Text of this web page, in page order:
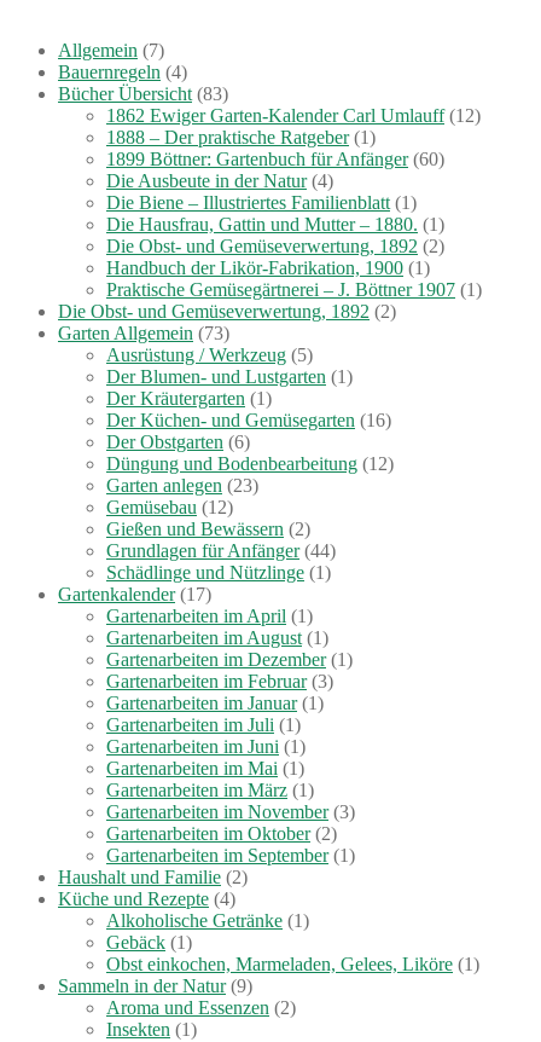
Allgemein (7)
Bauernregeln (4)
Bücher Übersicht (83)
1862 Ewiger Garten-Kalender Carl Umlauff(12)
1888 – Der praktische Ratgeber(1)
1899 Böttner: Gartenbuch für Anfänger(60)
Die Ausbeute in der Natur(4)
Die Biene – Illustriertes Familienblatt (1)
Die Hausfrau, Gattin und Mutter – 1880. (1)
Die Obst- und Gemüseverwertung, 1892 (2)
Handbuch der Likör-Fabrikation, 1900 (1)
Praktische Gemüsegärtnerei – J. Böttner 1907 (1)
Die Obst- und Gemüseverwertung, 1892 (2)
Garten Allgemein (73)
Ausrüstung / Werkzeug (5)
Der Blumen- und Lustgarten (1)
Der Kräutergarten (1)
Der Küchen- und Gemüsegarten (16)
Der Obstgarten (6)
Düngung und Bodenbearbeitung (12)
Garten anlegen (23)
Gemüsebau (12)
Gießen und Bewässern (2)
Grundlagen für Anfänger(44)
Schädlinge und Nützlinge (1)
Gartenkalender(17)
Gartenarbeiten im April (1)
Gartenarbeiten im August (1)
Gartenarbeiten im Dezember(1)
Gartenarbeiten im Februar(3)
Gartenarbeiten im Januar(1)
Gartenarbeiten im Juli (1)
Gartenarbeiten im Juni (1)
Gartenarbeiten im Mai (1)
Gartenarbeiten im März (1)
Gartenarbeiten im November(3)
Gartenarbeiten im Oktober(2)
Gartenarbeiten im September(1)
Haushalt und Familie (2)
Küche und Rezepte (4)
Alkoholische Getränke (1)
Gebäck (1)
Obst einkochen, Marmeladen, Gelees, Liköre (1)
Sammeln in der Natur(9)
Aroma und Essenzen (2)
Insekten (1)